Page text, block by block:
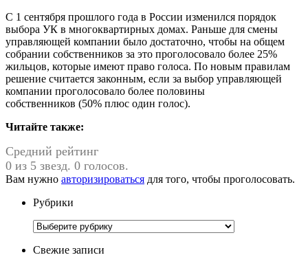
С 1 сентября прошлого года в России изменился порядок
выбора УК в многоквартирных домах. Раньше для смены
управляющей компании было достаточно, чтобы на общем
собрании собственников за это проголосовало более 25%
жильцов, которые имеют право голоса. По новым правилам
решение считается законным, если за выбор управляющей
компании проголосовало более половины
собственников (50% плюс один голос).
Читайте также:
Средний рейтинг
0 из 5 звезд. 0 голосов.
Вам нужно авторизироваться для того, чтобы проголосовать.
Рубрики
Рубрики
Свежие записи